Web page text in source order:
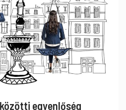
egyenlőség